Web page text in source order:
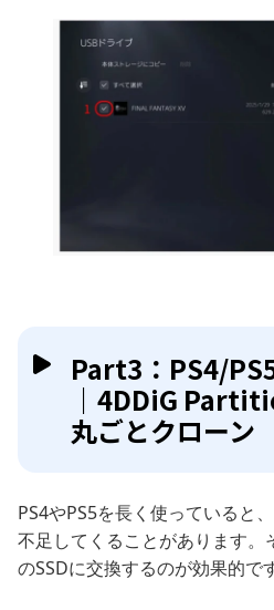
Part3：PS4/
｜4DDiG
丸ごとクローン
PS4やPS5を長く使っていると
不足してくることがあります
のSSDに交換するのが効果的です